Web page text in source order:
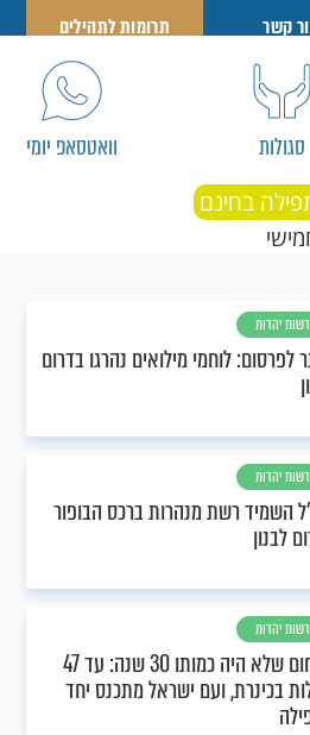
קשר תרומות לתהילים
סגולות וואטסאפ יומי
בחינם
יהדות
לפרסום: לוחמי מילואים נהרגו בדרום
יהדות
השמיד רשת מנהרות ברכס הבופור
לבנון
יהדות
גל חום שלא היה כמותו 30 שנה: עד 47
בכינרת, ועם ישראל מתכנס יחד